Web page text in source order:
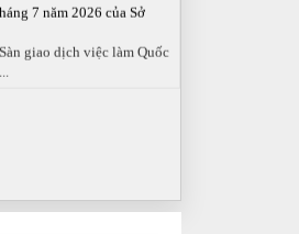
giao dịch việc làm Quốc